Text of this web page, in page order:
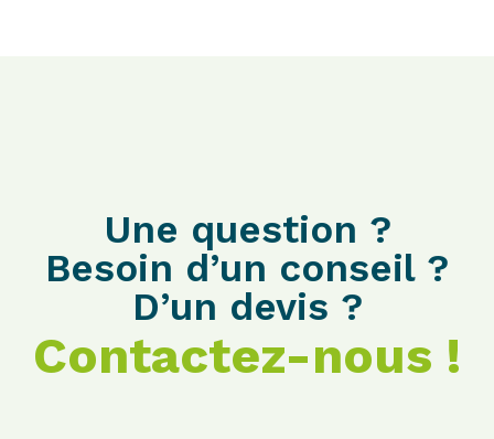
Une question ?
Besoin d’un conseil ?
D’un devis ?
Contactez-nous !